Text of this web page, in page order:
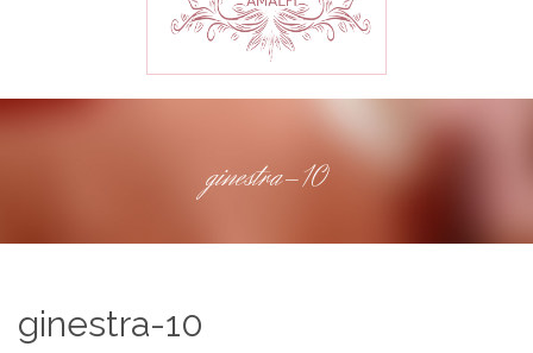
ginestra-10
ginestra-10